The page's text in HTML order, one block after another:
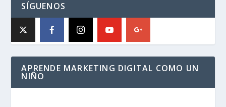
SÍGUENOS
APRENDE MARKETING DIGITAL COMO UN
NIÑO